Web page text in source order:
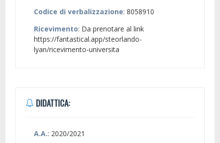
Codice di verbalizzazione: 8058910
Ricevimento: Da prenotare al link
https://fantastical.app/steorlando-
lyan/ricevimento-universita
DIDATTICA:
A.A.: 2020/2021